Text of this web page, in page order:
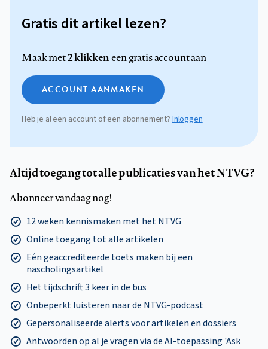
Gratis dit artikel lezen?
Maak met2 klikkeneen gratis account aan
ACCOUNT AANMAKEN
Heb je al een account of een abonnement? Inloggen
Altijd toegang tot alle publicaties van het NTVG?
Abonneer vandaag nog!
12 weken kennismaken met het NTVG
Online toegang tot alle artikelen
Eén geaccrediteerde toets maken bij een
nascholingsartikel
Het tijdschrift 3 keer in de bus
Onbeperkt luisteren naar de NTVG-podcast
Gepersonaliseerde alerts voor artikelen en dossiers
Antwoorden op al je vragen via de AI-toepassing 'Ask